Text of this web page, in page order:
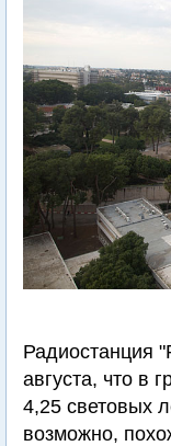
Радиостанция
августа, что в
4,25 световых
возможно,